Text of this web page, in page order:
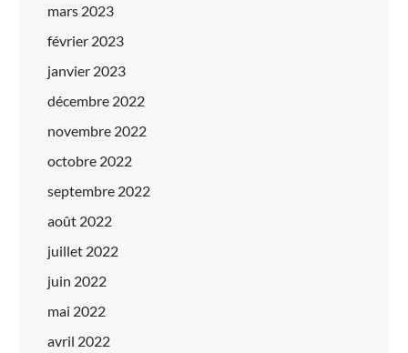
mars 2023
février 2023
janvier 2023
décembre 2022
novembre 2022
octobre 2022
septembre 2022
août 2022
juillet 2022
juin 2022
mai 2022
avril 2022